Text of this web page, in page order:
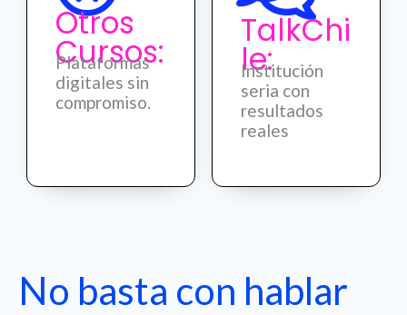
Otros
Cursos:
Plataformas
digitales sin
compromiso.
TalkChi
le:
Institución
seria con
resultados
reales
No basta con hablar